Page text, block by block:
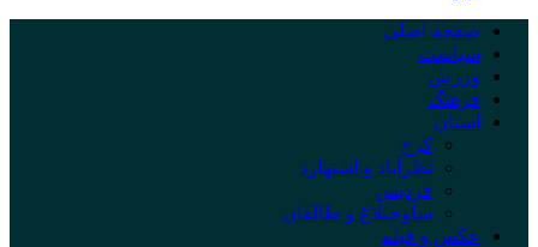
صفحه اصلی
سیاست
ورزش
فرهنگ
استان
کرج
نظرآباد و اشتهارد
فردیس
ساوجبلاغ و طالقان
عکس و فیلم